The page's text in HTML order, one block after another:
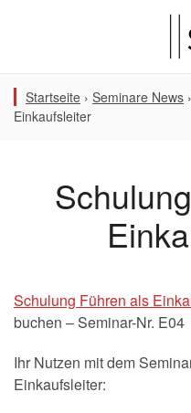
Startseite › Seminare News ›
Einkaufsleiter
Schulung Führen als
buchen – Seminar-Nr. E04
Ihr Nutzen mit dem
Einkaufsleiter: